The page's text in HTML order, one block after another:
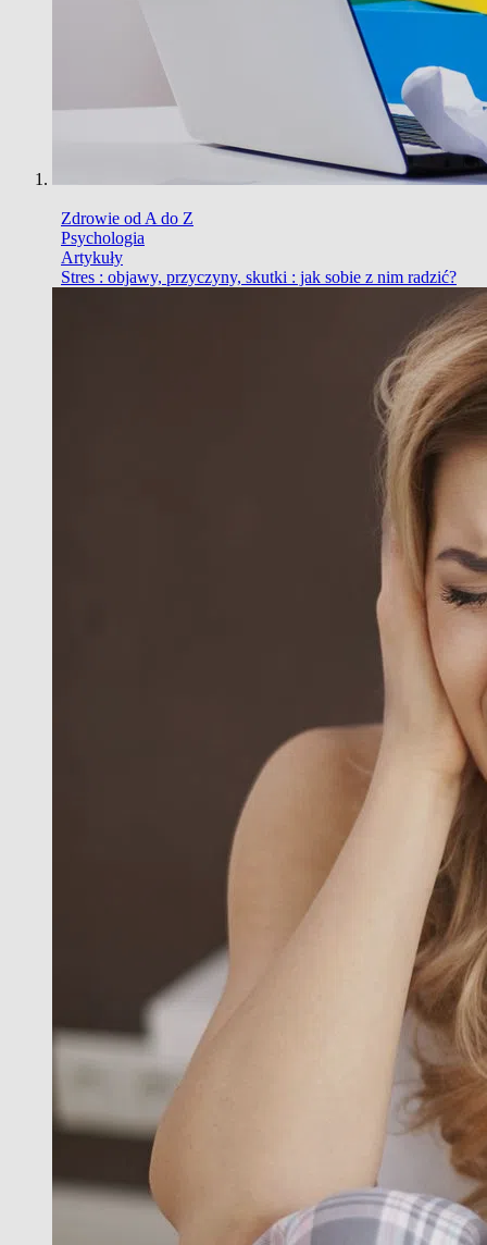
Zdrowie od A do Z
Psychologia
Artykuły
Stres : objawy, przyczyny, skutki : jak sobie z nim radzić?